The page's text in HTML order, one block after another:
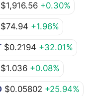
$1,916.56 +0.30%
$74.94 +1.96%
$0.2194 +32.01%
$1.036 +0.08%
$0.05802 +25.94%